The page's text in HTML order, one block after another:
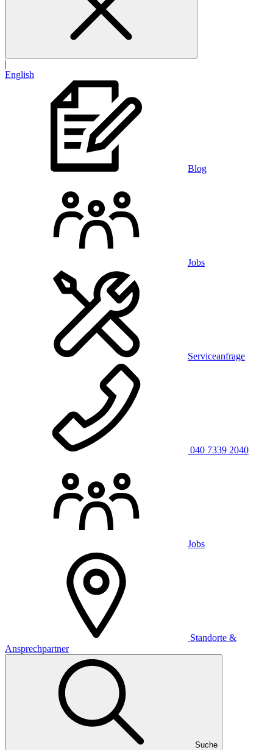
|
English
Blog
Jobs
Serviceanfrage
040 7339 2040
Jobs
Standorte &
Ansprechpartner
Suche